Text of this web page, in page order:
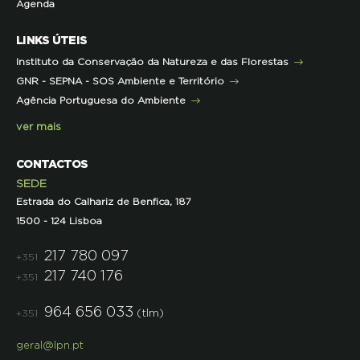
Iniciativas
Pareceres
Parcerias
Projetos
Semana do Jornalismo de Ambiente 2023
Literacia para a Floresta
Projetos
Formação Contínua para Professores
Outras Formações
Agenda
LINKS ÚTEIS
Instituto da Conservação da Natureza e das Florestas
GNR - SEPNA - SOS Ambiente e Território
Agência Portuguesa do Ambiente
ver mais
CONTACTOS
SEDE
Estrada do Calhariz de Benfica, 187
1500 - 124 Lisboa
+351 217 780 097
+351 217 740 176
+351 964 656 033 (tlm)
geral@lpn.pt